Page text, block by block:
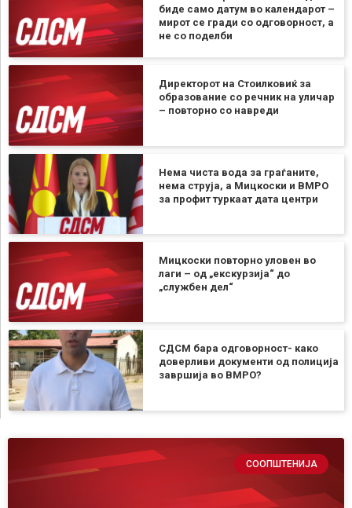
биде само датум во календарот –
мирот се гради со одговорност, а
не со поделби
Директорот на Стоилковиќ за
образование со речник на уличар
– повторно со навреди
Нема чиста вода за граѓаните,
нема струја, а Мицкоски и ВМРО
за профит туркаат дата центри
Мицкоски повторно уловен во
лаги – од „екскурзија“ до
„службен дел“
СДСМ бара одговорност- како
доверливи документи од полиција
завршија во ВМРО?
СООПШТЕНИЈА